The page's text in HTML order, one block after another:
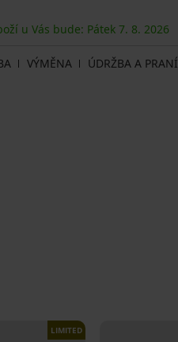
u Vás bude: Pátek 7. 8. 2026
VÝMĚNA ÚDRŽBA A PRANÍ
LIMITED